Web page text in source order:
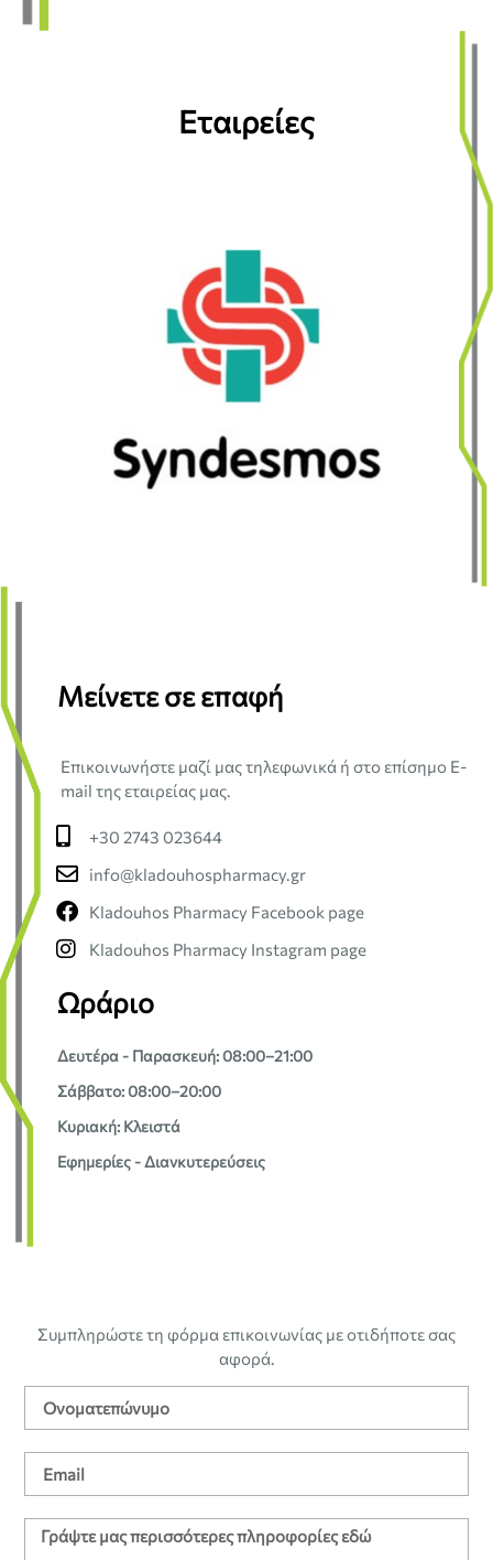
Εταιρείες​
Μείνετε σε επαφή
Επικοινωνήστε μαζί μας τηλεφωνικά ή στο επίσημο E-
mail της εταιρείας μας.
+30 2743 023644
info@kladouhospharmacy.gr
Kladouhos Pharmacy Facebook page
Kladouhos Pharmacy Instagram page
Ωράριο
Δευτέρα - Παρασκευή: 08:00–21:00
Σάββατο: 08:00–20:00
Κυριακή: Κλειστά
Εφημερίες - Διανκυτερεύσεις
Συμπληρώστε τη φόρμα επικοινωνίας με οτιδήποτε σας
αφορά.